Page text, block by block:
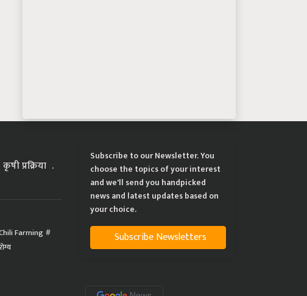
कृषी प्रक्रिया
Farming
Subscribe to our Newsletter. You
choose the topics of your interest
and we'll send you handpicked
news and latest updates based on
your choice.
Subscribe Newsletters